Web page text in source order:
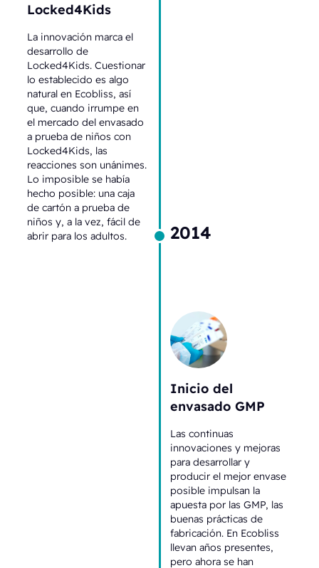
Locked4Kids
La innovación marca el
desarrollo de
Locked4Kids. Cuestionar
lo establecido es algo
natural en Ecobliss, así
que, cuando irrumpe en
el mercado del envasado
a prueba de niños con
Locked4Kids, las
reacciones son unánimes.
Lo imposible se había
hecho posible: una caja
de cartón a prueba de
niños y, a la vez, fácil de
abrir para los adultos.
2014
Inicio del
envasado GMP
Las continuas
innovaciones y mejoras
para desarrollar y
producir el mejor envase
posible impulsan la
apuesta por las GMP, las
buenas prácticas de
fabricación. En Ecobliss
llevan años presentes,
pero ahora se han